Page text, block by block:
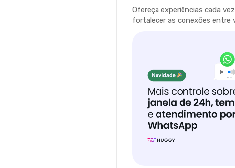
Ofereça experiências cada
fortalecer as conexões entre